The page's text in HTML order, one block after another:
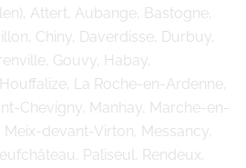
Attert, Aubange, Bastogne,
Chiny, Daverdisse, Durbuy,
Gouvy, Habay,
La Roche-en-Ardenne,
Chevigny, Manhay, Marche-en-
devant-Virton, Messancy,
Paliseul, Rendeux,